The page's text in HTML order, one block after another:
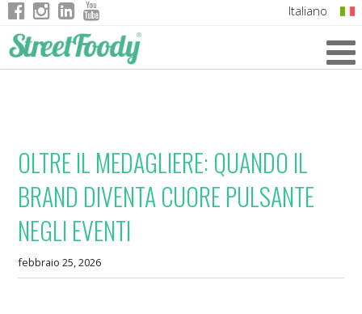
Italiano
OLTRE IL MEDAGLIERE: QUANDO IL
BRAND DIVENTA CUORE PULSANTE
NEGLI EVENTI
febbraio 25, 2026